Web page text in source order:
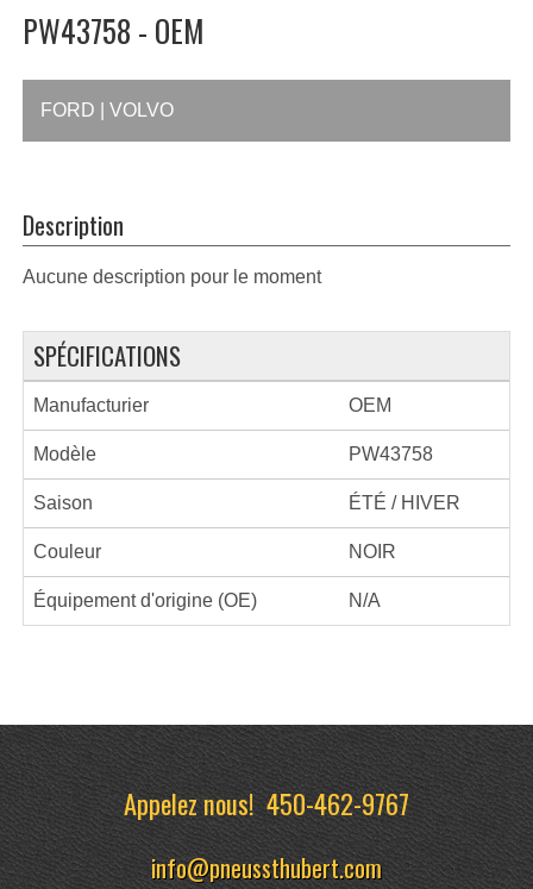
PW43758 - OEM
FORD | VOLVO
Description
Aucune description pour le moment
SPÉCIFICATIONS
Manufacturier OEM
Modèle PW43758
Saison ÉTÉ / HIVER
Couleur NOIR
Équipement d'origine (OE) N/A
Appelez nous!450-462-9767
info@pneussthubert.com